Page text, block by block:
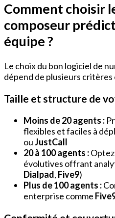
Comment choisir
composeur
équipe ?
Le choix du bon logiciel de
dépend de plusieurs critères
Taille et structure de
Moins de 20 agents :
flexibles et faciles à
ouJustCall
20 à 100 agents :
évolutives offrant
Dialpad, Five9)
Plus de 100 agents :
enterprise comme